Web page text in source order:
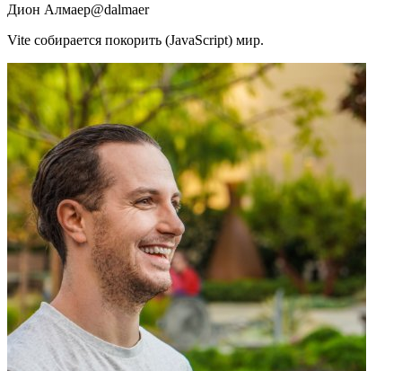
Дион Алмаер@dalmaer
Vite собирается покорить (JavaScript) мир.